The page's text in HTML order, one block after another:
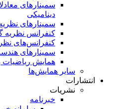
سمینارهای
دینامیکی
سمینار‌های
کنفرانس نظریه
کنفرانس‌های
سمینار‌های
همایش ریاضیات
سایر همایش‌ها
انتشارات
نشریات
خبرنامه